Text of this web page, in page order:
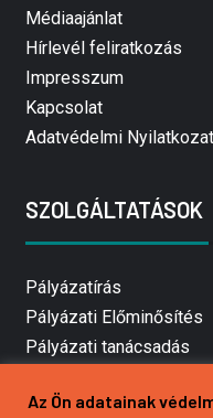
Médiaajánlat
Hírlevél feliratkozás
Impresszum
Kapcsolat
Adatvédelmi Nyilatkozat
SZOLGÁLTATÁSOK
Pályázatírás
Pályázati Előminősítés
Pályázati tanácsadás
Mezőgazdasági
Az Ön adatainak